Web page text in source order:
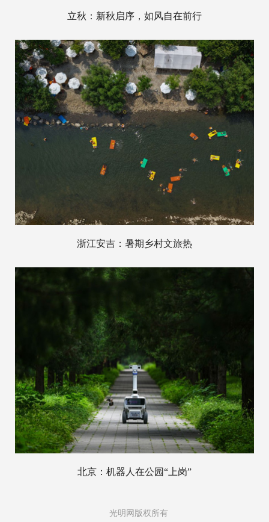
立秋：新秋启序，如风自在前行
浙江安吉：暑期乡村文旅热
北京：机器人在公园“上岗”
光明网版权所有